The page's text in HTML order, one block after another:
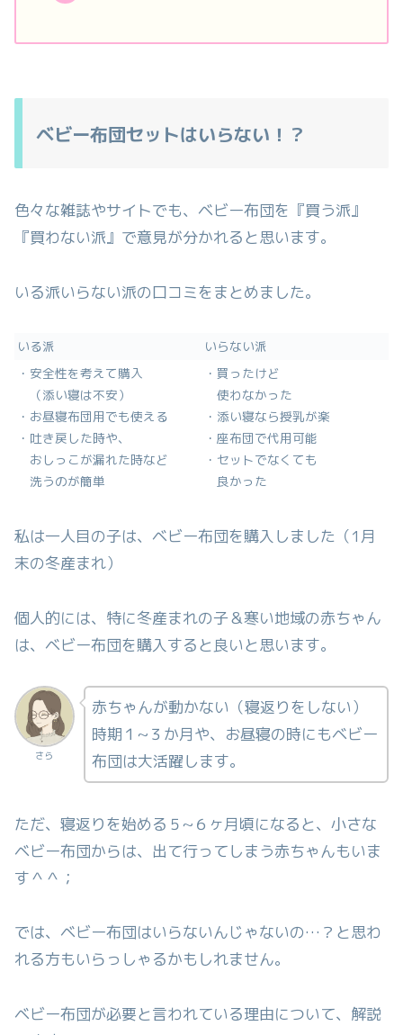
ベビー布団セットはいらない！？
色々な雑誌やサイトでも、ベビー布団を『買う派』
『買わない派』で意見が分かれると思います。
いる派いらない派の口コミをまとめました。
いる派
いらない派
・安全性を考えて購入
（添い寝は不安）
・お昼寝布団用でも使える
・吐き戻した時や、
おしっこが漏れた時など
洗うのが簡単
・買ったけど
使わなかった
・添い寝なら授乳が楽
・座布団で代用可能
・セットでなくても
良かった
私は一人目の子は、ベビー布団を購入しました（1月
末の冬産まれ）
個人的には、特に冬産まれの子＆寒い地域の赤ちゃん
は、ベビー布団を購入すると良いと思います。
さら
赤ちゃんが動かない（寝返りをしない）
時期１~３か月や、お昼寝の時にもベビー
布団は大活躍します。
ただ、寝返りを始める５~６ヶ月頃になると、小さな
ベビー布団からは、出て行ってしまう赤ちゃんもいま
す＾＾；
では、ベビー布団はいらないんじゃないの…？と思わ
れる方もいらっしゃるかもしれません。
ベビー布団が必要と言われている理由について、解説